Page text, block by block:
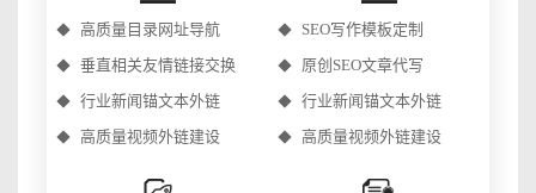
高质量目录网址导航
垂直相关友情链接交换
行业新闻锚文本外链
高质量视频外链建设
SEO写作模板定制
原创SEO文章代写
行业新闻锚文本外链
高质量视频外链建设